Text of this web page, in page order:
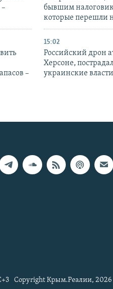
бывшим
которые перешли
–
15:02
Российский дрон
Херсоне,
украинские власти
Copyright Крым.Реалии,